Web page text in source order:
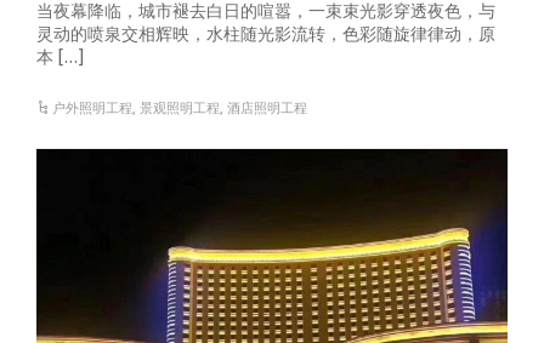
当夜幕降临，城市褪去白日的喧嚣，一束束光影穿透夜色，与
灵动的喷泉交相辉映，水柱随光影流转，色彩随旋律律动，原
本 […]
户外照明工程,景观照明工程,酒店照明工程